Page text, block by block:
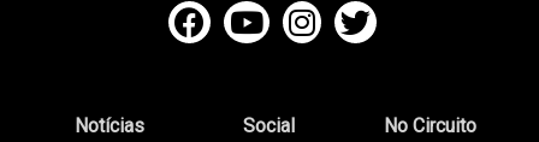
Notícias Social No Circuito